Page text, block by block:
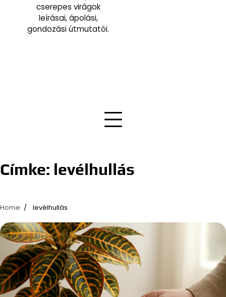
cserepes virágok
leírásai, ápolási,
gondozási útmutatói.
Címke: levélhullás
Home levélhullás